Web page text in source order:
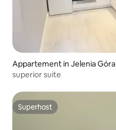
Appartement in Jelenia Góra
superior suite
Superhost
Superhost